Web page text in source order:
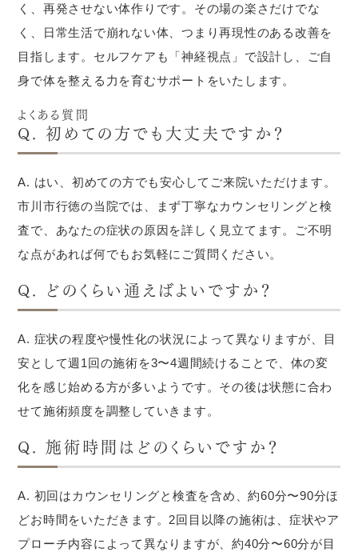
く、再発させない体作りです。その場の楽さだけでな
く、日常生活で崩れない体、つまり再現性のある改善を
目指します。セルフケアも「神経視点」で設計し、ご自
身で体を整える力を育むサポートをいたします。
よくある質問
Q. 初めての方でも大丈夫ですか？
A. はい、初めての方でも安心してご来院いただけます。
市川市行徳の当院では、まず丁寧なカウンセリングと検
査で、あなたの症状の原因を詳しく見立てます。ご不明
な点があれば何でもお気軽にご質問ください。
Q. どのくらい通えばよいですか？
A. 症状の程度や慢性化の状況によって異なりますが、目
安として週1回の施術を3〜4週間続けることで、体の変
化を感じ始める方が多いようです。その後は状態に合わ
せて施術頻度を調整していきます。
Q. 施術時間はどのくらいですか？
A. 初回はカウンセリングと検査を含め、約60分〜90分ほ
どお時間をいただきます。2回目以降の施術は、症状やア
プローチ内容によって異なりますが、約40分〜60分が目